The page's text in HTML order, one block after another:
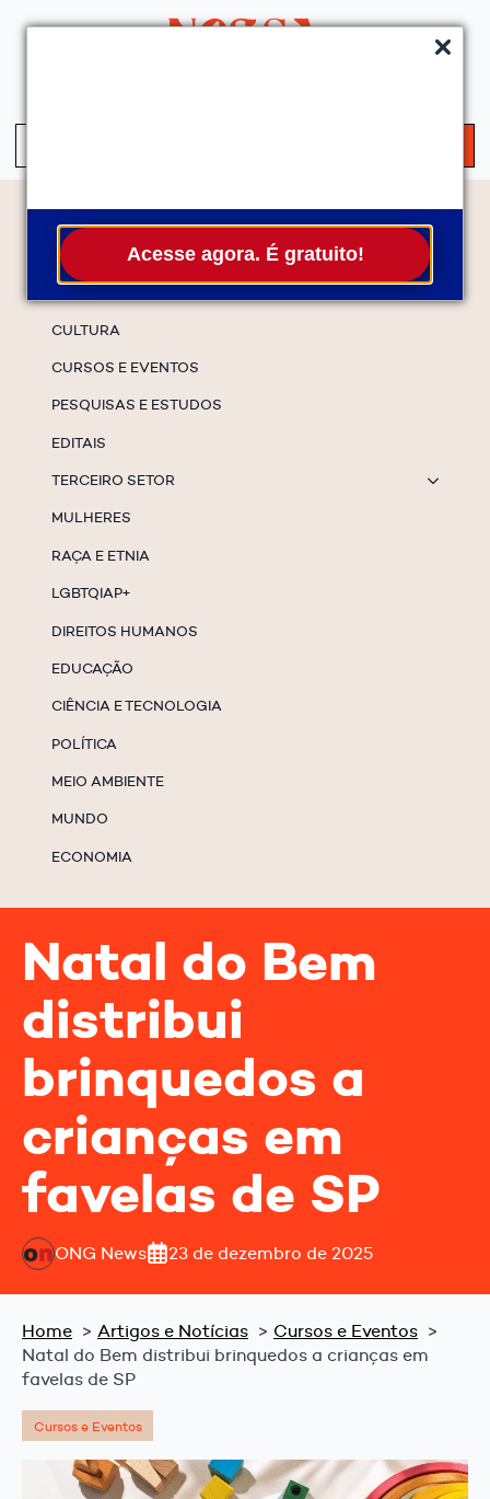
Acesse agora. É gratuito!
Temas
CULTURA
CURSOS E EVENTOS
PESQUISAS E ESTUDOS
EDITAIS
TERCEIRO SETOR
MULHERES
RAÇA E ETNIA
LGBTQIAP+
DIREITOS HUMANOS
EDUCAÇÃO
CIÊNCIA E TECNOLOGIA
POLÍTICA
MEIO AMBIENTE
MUNDO
ECONOMIA
Natal do Bem
distribui
brinquedos a
crianças em
favelas de SP
ONG News 23 de dezembro de 2025
Home Artigos e Notícias
Cursos e Eventos
Natal do Bem distribui brinquedos a crianças em
favelas de SP
Cursos e Eventos